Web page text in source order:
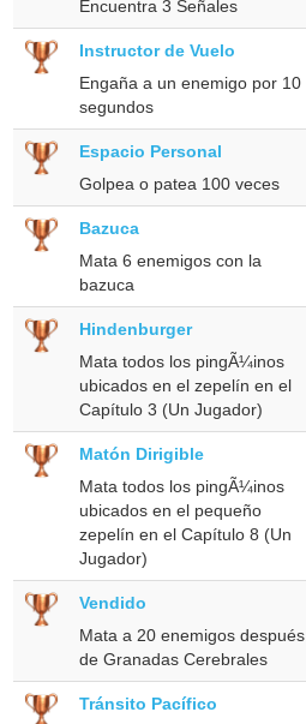
Encuentra 3 Señales
Instructor de Vuelo
Engaña a un enemigo por 10
segundos
Espacio Personal
Golpea o patea 100 veces
Bazuca
Mata 6 enemigos con la
bazuca
Hindenburger
Mata todos los pingÃ¼inos
ubicados en el zepelín en el
Capítulo 3 (Un Jugador)
Matón Dirigible
Mata todos los pingÃ¼inos
ubicados en el pequeño
zepelín en el Capítulo 8 (Un
Jugador)
Vendido
Mata a 20 enemigos después
de Granadas Cerebrales
Tránsito Pacífico